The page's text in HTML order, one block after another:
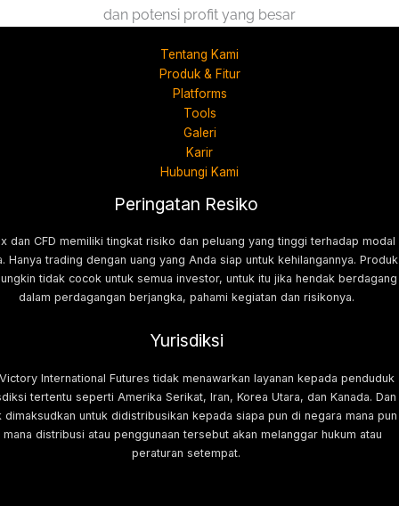
dan potensi profit yang besar
Tentang Kami
Produk & Fitur
Platforms
Tools
Galeri
Karir
Hubungi Kami
Peringatan Resiko
dan CFD memiliki tingkat risiko dan peluang yang tinggi terhadap modal
Hanya trading dengan uang yang Anda siap untuk kehilangannya. Produk
tidak cocok untuk semua investor, untuk itu jika hendak berdagang
dalam perdagangan berjangka, pahami kegiatan dan risikonya.
Yurisdiksi
International Futures tidak menawarkan layanan kepada penduduk
tertentu seperti Amerika Serikat, Iran, Korea Utara, dan Kanada. Dan
dimaksudkan untuk didistribusikan kepada siapa pun di negara mana pun
mana distribusi atau penggunaan tersebut akan melanggar hukum atau
peraturan setempat.